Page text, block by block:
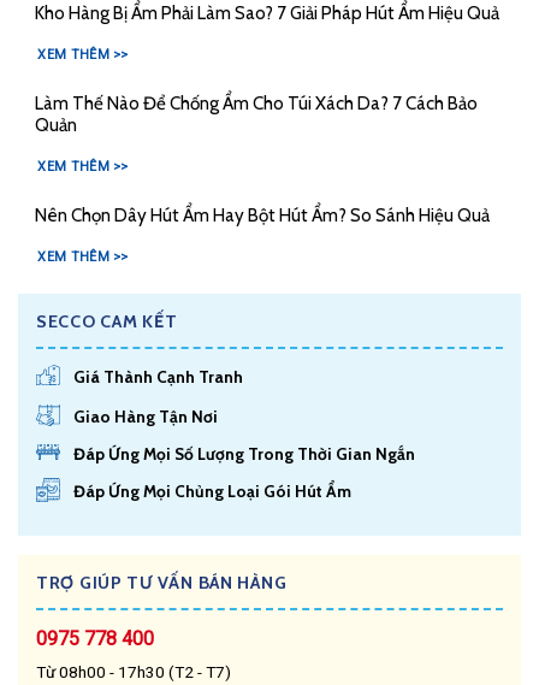
Kho Hàng Bị Ẩm Phải Làm Sao? 7 Giải Pháp Hút Ẩm Hiệu Quả
XEM THÊM >>
Làm Thế Nào Để Chống Ẩm Cho Túi Xách Da? 7 Cách Bảo
Quản
XEM THÊM >>
Nên Chọn Dây Hút Ẩm Hay Bột Hút Ẩm? So Sánh Hiệu Quả
XEM THÊM >>
SECCO CAM KẾT
Giá Thành Cạnh Tranh
Giao Hàng Tận Nơi
Đáp Ứng Mọi Số Lượng Trong Thời Gian Ngắn
Đáp Ứng Mọi Chủng Loại Gói Hút Ẩm
TRỢ GIÚP TƯ VẤN BÁN HÀNG
0975 778 400
Từ 08h00 - 17h30 (T2 - T7)